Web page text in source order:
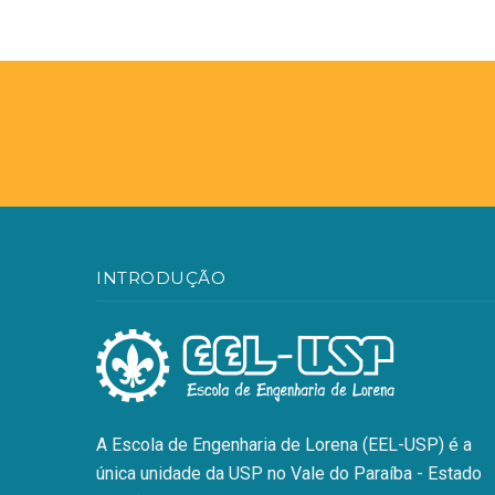
INTRODUÇÃO
A Escola de Engenharia de Lorena (EEL-USP) é a
única unidade da USP no Vale do Paraíba - Estado